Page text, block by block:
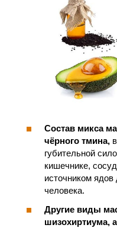
Состав микса
чёрного тмина,
губительной
кишечнике,
источником ядов
человека.
Другие виды
шизохиртиума,